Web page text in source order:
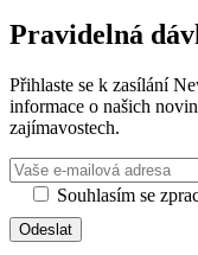
Pravidelná
Přihlaste se k zasílání
informace o našich
zajímavostech.
Souhlasím se
Odeslat